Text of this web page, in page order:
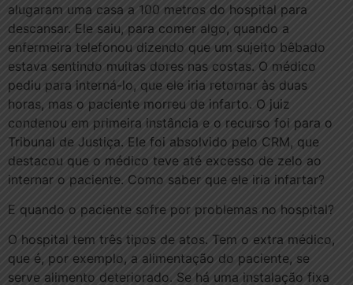
alugaram uma casa a 100 metros do hospital para
descansar. Ele saiu, para comer algo, quando a
enfermeira telefonou dizendo que um sujeito bêbado
estava sentindo muitas dores nas costas. O médico
pediu para interná-lo, que ele iria retornar às duas
horas, mas o paciente morreu de infarto. O juiz
condenou em primeira instância e o recurso foi para o
Tribunal de Justiça. Ele foi absolvido pelo CRM, que
destacou que o médico teve até excesso de zelo ao
internar o paciente. Como saber que ele iria infartar?
E quando o paciente sofre por problemas no hospital?
O hospital tem três tipos de atos. Tem o extra médico,
que é, por exemplo, a alimentação do paciente, se
serve alimento deteriorado. Se há uma instalação fixa